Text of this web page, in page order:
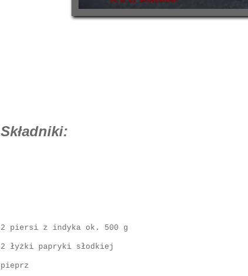
Składniki:
2 piersi z indyka ok. 500 g
2 łyżki papryki słodkiej
pieprz